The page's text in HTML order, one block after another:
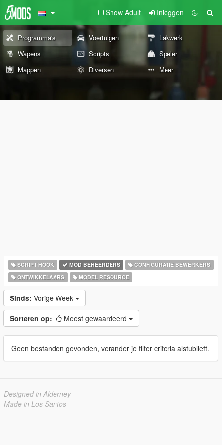
Show Adult Inloggen
Programma's Voertuigen
Lakwerk
Wapens
Scripts
Speler
Mappen
Diversen Meer
SCRIPT HOOK MOD BEHEERDERS
CONFIGURATIE BEWERKERS
ONTWIKKELAARS
MODEL RESOURCE
Sinds: Vorige Week
Sorteren op: Meest gewaardeerd
Geen bestanden gevonden, verander je filter criteria alstublieft.
Designed in Alderney
Made in Los Santos